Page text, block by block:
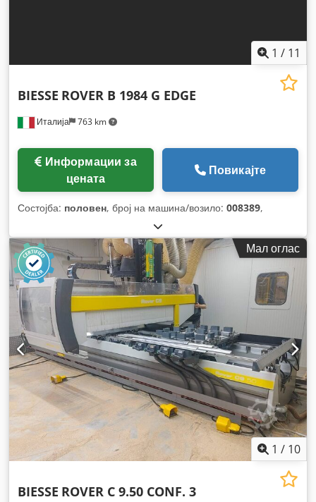
1 / 11
Италија 763 km
BIESSE ROVER B 1984 G EDGE
цената
Повикајте
Состојба: половен, број на машина/возило: 008389,
Мал оглас
1 / 10
BIESSE ROVER C 9.50 CONF. 3